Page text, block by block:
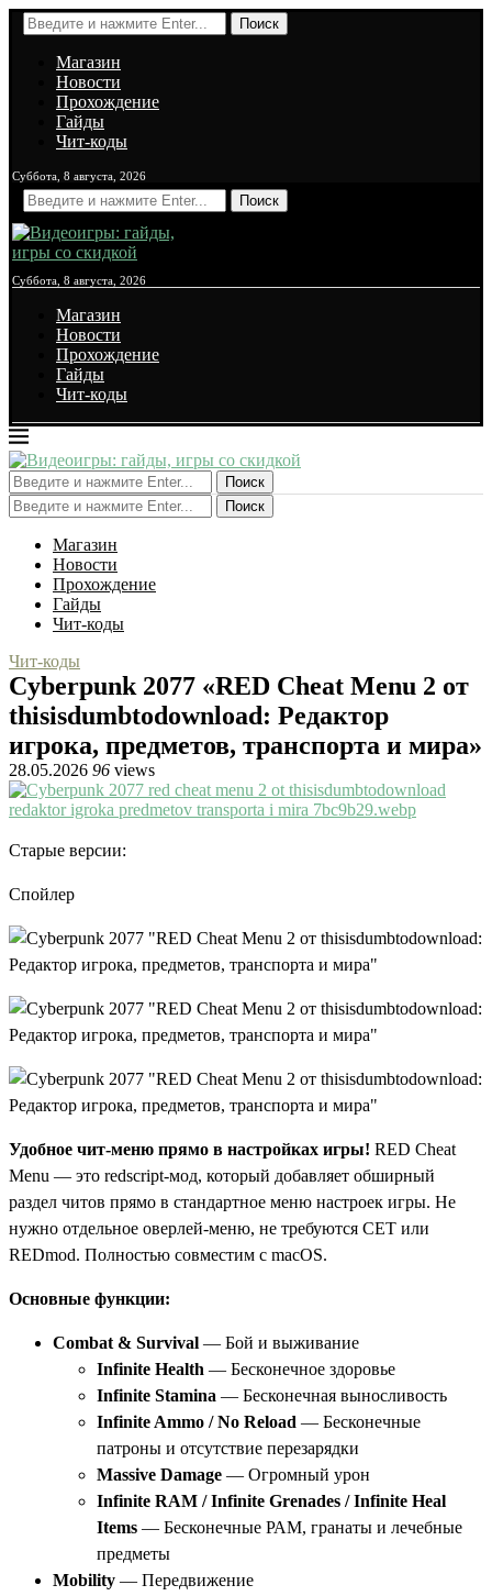
Поиск
Магазин
Новости
Прохождение
Гайды
Чит-коды
Суббота, 8 августа, 2026
Поиск
Суббота, 8 августа, 2026
Магазин
Новости
Прохождение
Гайды
Чит-коды
Поиск
Поиск
Магазин
Новости
Прохождение
Гайды
Чит-коды
Чит-коды
Cyberpunk 2077 «RED Cheat Menu 2 от
thisisdumbtodownload: Редактор
игрока, предметов, транспорта и мира»
28.05.2026 96 views
Старые версии:
Спойлер
Удобное чит-меню прямо в настройках игры! RED Cheat
Menu — это redscript-мод, который добавляет обширный
раздел читов прямо в стандартное меню настроек игры. Не
нужно отдельное оверлей-меню, не требуются CET или
REDmod. Полностью совместим с macOS.
Основные функции:
Combat & Survival — Бой и выживание
Infinite Health — Бесконечное здоровье
Infinite Stamina — Бесконечная выносливость
Infinite Ammo / No Reload — Бесконечные
патроны и отсутствие перезарядки
Massive Damage — Огромный урон
Infinite RAM / Infinite Grenades / Infinite Heal
Items — Бесконечные РАМ, гранаты и лечебные
предметы
Mobility — Передвижение